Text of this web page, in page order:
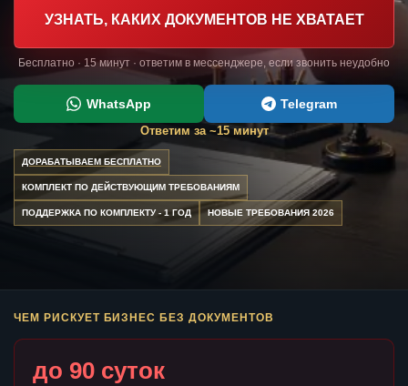
УЗНАТЬ, КАКИХ ДОКУМЕНТОВ НЕ ХВАТАЕТ
Бесплатно · 15 минут · ответим в мессенджере, если звонить неудобно
WhatsApp Telegram
Ответим за ~15 минут
ДОРАБАТЫВАЕМ БЕСПЛАТНО
КОМПЛЕКТ ПО ДЕЙСТВУЮЩИМ ТРЕБОВАНИЯМ
ПОДДЕРЖКА ПО КОМПЛЕКТУ - 1 ГОД НОВЫЕ ТРЕБОВАНИЯ 2026
ЧЕМ РИСКУЕТ БИЗНЕС БЕЗ ДОКУМЕНТОВ
до 90 суток